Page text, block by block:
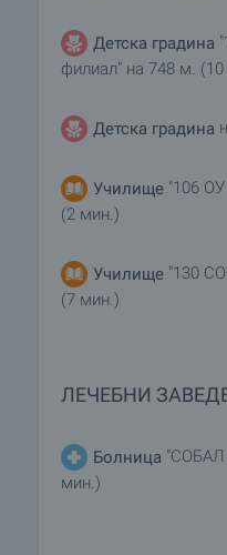
Детска градина
филиал" на 748 м.
Детска градина
Училище "106
(2 мин.)
Училище "130
(7 мин.)
ЛЕЧЕБНИ
Болница "СОБАЛ
мин.)